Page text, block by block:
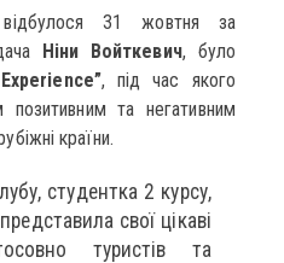
31 жовтня за
Ніни Войткевич, було
, під час якого
позитивним та негативним
країни.
студентка 2 курсу,
представила свої цікаві
туристів та